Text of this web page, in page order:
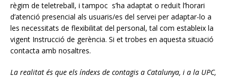
règim de teletreball, i tampoc s’ha adaptat o reduït l’horari
d’atenció presencial als usuaris/es del servei per adaptar-lo a
les necessitats de flexibilitat del personal, tal com estableix la
vigent Instrucció de gerència. Si et trobes en aquesta situació
contacta amb nosaltres.
La realitat és que els índexs de contagis a Catalunya, i a la UPC,